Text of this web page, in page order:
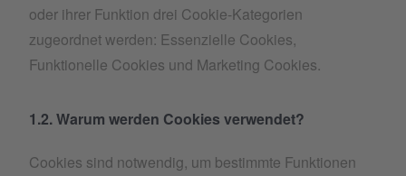
oder ihrer Funktion drei Cookie-Kategorien
zugeordnet werden: Essenzielle Cookies,
Funktionelle Cookies und Marketing Cookies.
1.2. Warum werden Cookies verwendet?
Cookies sind notwendig, um bestimmte Funktionen